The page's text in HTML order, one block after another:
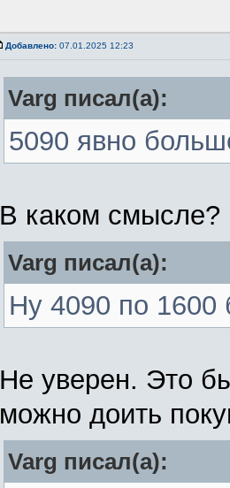
Добавлено: 07.01.2025 12:23
Varg писал(а):
5090 явно
В каком смысле?
Varg писал(а):
Ну 4090 по
Не уверен. Это
можно доить
Varg писал(а):